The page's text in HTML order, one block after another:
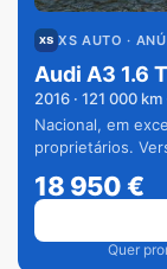
XS AUTO ·
Audi A3 1.6
2016 · 121 000 km
Nacional, em
proprietários.
18 950€
Quer